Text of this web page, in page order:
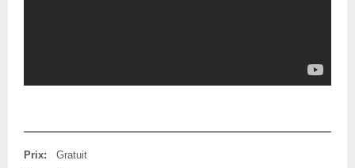
Prix:
Gratuit